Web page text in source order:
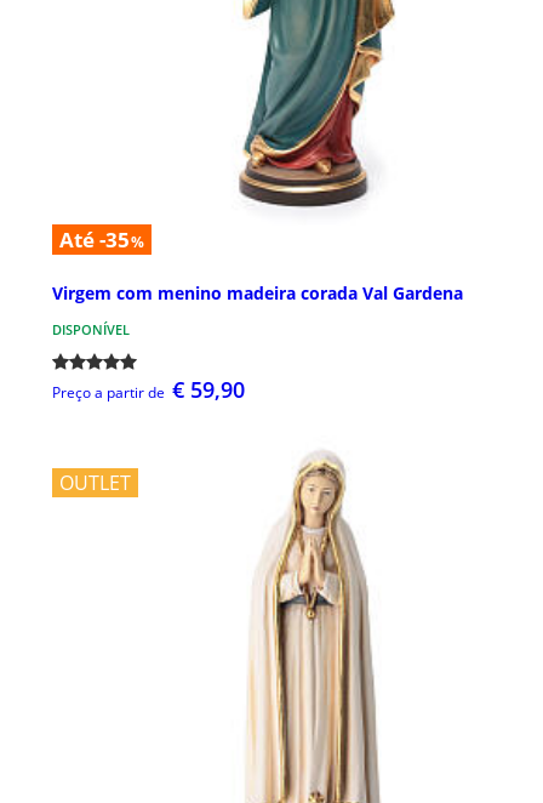
Até -35%
Virgem com menino madeira corada Val Gardena
DISPONÍVEL
Preço a partir de € 59,90
OUTLET